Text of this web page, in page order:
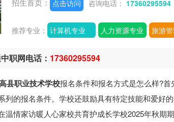
招生首页： 点击访问 咨询电话： 17360295594
推荐专业： 计算机专业 人力资源专业 旅游
职网电话： 17360295594
县职业技术学校报名条件和报名方式是怎么样?
列的报名条件。学校还鼓励具有特定技能和爱好
温情家访暖人心家校共育护成长学校2025年秋期